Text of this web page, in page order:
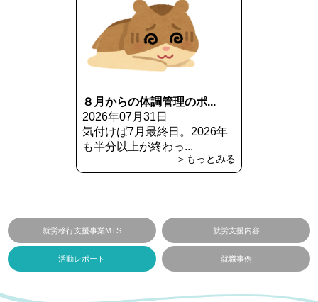
８月からの体調管理のポ...
2026年07月31日
気付けば7月最終日。2026年
も半分以上が終わっ...
＞もっとみる
就労移行支援事業MTS 就労支援内容
活動レポート 就職事例